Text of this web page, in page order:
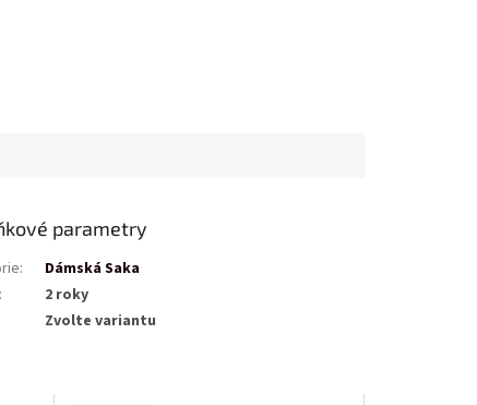
parametry
:
Dámská Saka
:
2 roky
Zvolte variantu